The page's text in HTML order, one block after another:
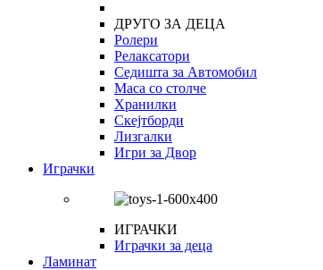
ДРУГО ЗА ДЕЦА
Ролери
Релаксатори
Седишта за Автомобил
Маса со столче
Хранилки
Скејтборди
Лизгалки
Игри за Двор
Играчки
ИГРАЧКИ
Играчки за деца
Ламинат